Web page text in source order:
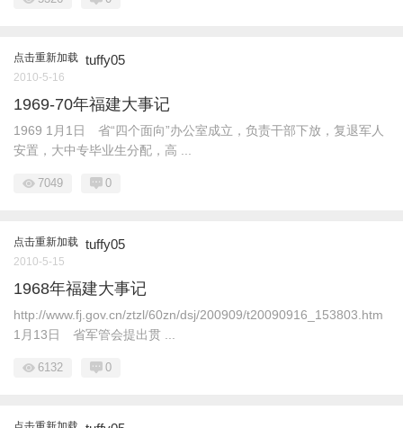
点击重新加载 tuffy05
2010-5-16
1969-70年福建大事记
1969 1月1日 省“四个面向”办公室成立，负责干部下放，复退军人
安置，大中专毕业生分配，高 ...
7049 0
点击重新加载 tuffy05
2010-5-15
1968年福建大事记
http://www.fj.gov.cn/ztzl/60zn/dsj/200909/t20090916_153803.htm
1月13日 省军管会提出贯 ...
6132 0